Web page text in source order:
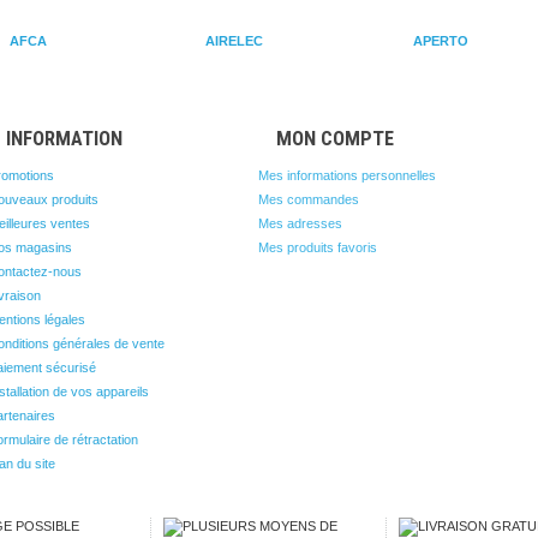
AFCA AIRELEC APERTO
INFORMATION
produits
ventes
magasins
nous
légales
générales de vente
sécurisé
de vos appareils
de rétractation
du site
MON COMPTE
Mes informations personnelles
Mes commandes
Mes adresses
Mes produits favoris